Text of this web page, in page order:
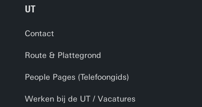
UT
Contact
Route & Plattegrond
People Pages (Telefoongids)
Werken bij de UT / Vacatures